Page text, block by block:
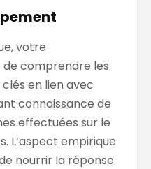
votre
comprendre les
en lien avec
connaissance de
effectuées sur le
L’aspect empirique
nourrir la réponse